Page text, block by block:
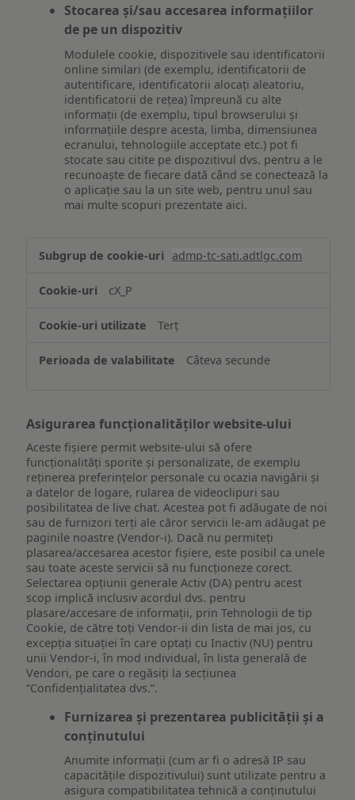
Stocarea și/sau accesarea informațiilor
de pe un dispozitiv
Modulele cookie, dispozitivele sau identificatorii
online similari (de exemplu, identificatorii de
autentificare, identificatorii alocați aleatoriu,
identificatorii de rețea) împreună cu alte
informații (de exemplu, tipul browserului și
informațiile despre acesta, limba, dimensiunea
ecranului, tehnologiile acceptate etc.) pot fi
stocate sau citite pe dispozitivul dvs. pentru a le
recunoaște de fiecare dată când se conectează la
o aplicație sau la un site web, pentru unul sau
mai multe scopuri prezentate aici.
și/sau
informațiilor
pe
dispozitiv
admp-tc-sati.adtlgc.com
cX_P
Terț
Câteva secunde
Asigurarea funcționalităților website-ului
Aceste fișiere permit website-ului să ofere
funcționalități sporite și personalizate, de exemplu
reţinerea preferinţelor personale cu ocazia navigării și
a datelor de logare, rularea de videoclipuri sau
posibilitatea de live chat. Acestea pot fi adăugate de noi
sau de furnizori terți ale căror servicii le-am adăugat pe
paginile noastre (Vendor-i). Dacă nu permiteți
plasarea/accesarea acestor fișiere, este posibil ca unele
sau toate aceste servicii să nu funcționeze corect.
Selectarea opțiunii generale Activ (DA) pentru acest
scop implică inclusiv acordul dvs. pentru
plasare/accesare de informații, prin Tehnologii de tip
Cookie, de către toți Vendor-ii din lista de mai jos, cu
excepția situației în care optați cu Inactiv (NU) pentru
unii Vendor-i, în mod individual, în lista generală de
Vendori, pe care o regăsiți la secțiunea
“Confidențialitatea dvs.”.
Furnizarea și prezentarea publicității și a
conținutului
Anumite informații (cum ar fi o adresă IP sau
capacitățile dispozitivului) sunt utilizate pentru a
asigura compatibilitatea tehnică a conținutului